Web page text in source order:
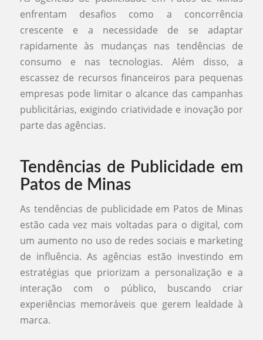
enfrentam desafios como a concorrência
crescente e a necessidade de se adaptar
rapidamente às mudanças nas tendências de
consumo e nas tecnologias. Além disso, a
escassez de recursos financeiros para pequenas
empresas pode limitar o alcance das campanhas
publicitárias, exigindo criatividade e inovação por
parte das agências.
Tendências de Publicidade em
Patos de Minas
As tendências de publicidade em Patos de Minas
estão cada vez mais voltadas para o digital, com
um aumento no uso de redes sociais e marketing
de influência. As agências estão investindo em
estratégias que priorizam a personalização e a
interação com o público, buscando criar
experiências memoráveis que gerem lealdade à
marca.